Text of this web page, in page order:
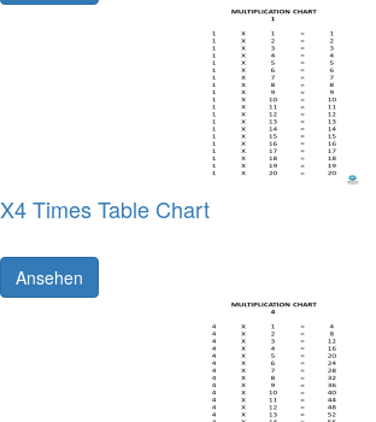
X4 Times Table Chart
Ansehen